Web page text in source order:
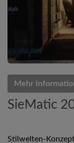
Mehr
SieMatic
Stilwelten-